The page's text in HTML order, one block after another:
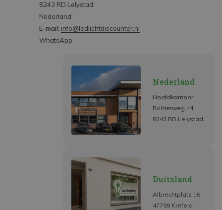
8243 RD Lelystad
Nederland
E-mail: info@ledlichtdiscounter.nl
WhatsApp
Nederland
Hoofdkantoor
Bolderweg 44
8243 RD Lelystad
Duitsland
Albrechtplatz 16
47799 Krefeld